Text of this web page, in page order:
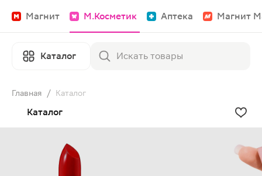
Магнит М.Косметик Аптека Магнит
Каталог
Главная / Каталог
Каталог